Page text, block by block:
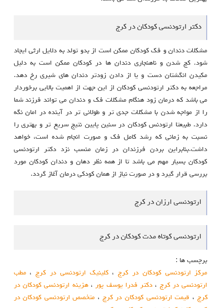
دکتر ارتودنسی کودکان در کرج
مشکلات دندان و فک کودکان ممکن است از بدو تولد به دلایل ارثی ایجاد
شود. کج شدن و ناهنجاری دندان ها در کودکان ممکن است به دلیل
مکیدن انگشتان دست و یا از دادن زودتر دندان های شیری رخ دهد.
مراجعه به دکتر ارتودنسی کودکان از این جهت از اهمیت بالایی برخوردار
می باشد که درمان زود هنگام مشکلات فک و دندان می تواند فرزند شما
را از مواجه شدن با مشکلات جدی تر و طولانی تر در آینده در امان نگه
دارد. طبیعتا ارتودنس کودکان در سنین پایین نتیج سریع تر و بهتری را
نسبت به زمانی که رشد کامل فک و صورت انجام شده است، خواهد
داشت.بنابراین بردن فرزندان در زمان منسب نزد دکتر ارتودنسی
کودکان بسیار مهم می باشد تا از همه نظر دهان و دندان کودکان مورد
بررسی قرار گیرد و در صورت نیاز از همان کودکی درمان آغاز گردد.
ارتودنسی ارزان در کرج
ارتودنسی کوتاه مدت کودکان در کرج
برچسب ها :
مرکز ارتودنسی کودکان در کرج،کلینیک ارتودنسی در کرج،مطب
ارتودنسی در کرج ، دکتر فدرا یوسف پور ،هزینه ارتودنسی کودکان در
کرج ، قیمت ارتودنسی کودکان در کرج ، متخصص ارتودنسی کودکان در